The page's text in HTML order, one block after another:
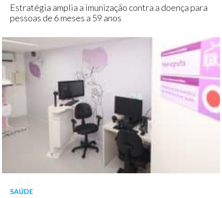
Estratégia amplia a imunização contra a doença para
pessoas de 6 meses a 59 anos
SAÚDE